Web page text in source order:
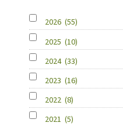
2026 (55)
2025 (10)
2024 (33)
2023 (16)
2022 (8)
2021 (5)